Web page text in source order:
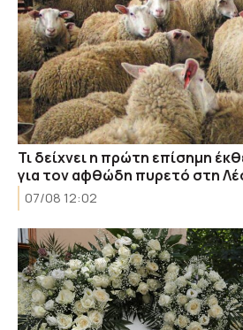
Τι δείχνει η πρώτη επίσημη
για τον αφθώδη πυρετό στη
07/08 12:02